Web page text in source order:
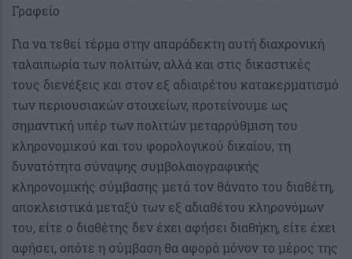
Γραφείο
Για να τεθεί τέρμα στην απαράδεκτη αυτή διαχρονική
ταλαιπωρία των πολιτών, αλλά και στις δικαστικές
τους διενέξεις και στον εξ αδιαιρέτου κατακερματισμό
των περιουσιακών στοιχείων, προτείνουμε ως
σημαντική υπέρ των πολιτών μεταρρύθμιση του
κληρονομικού και του φορολογικού δικαίου, τη
δυνατότητα σύναψης συμβολαιογραφικής
κληρονομικής σύμβασης μετά τον θάνατο του διαθέτη,
αποκλειστικά μεταξύ των εξ αδιαθέτου κληρονόμων
του, είτε ο διαθέτης δεν έχει αφήσει διαθήκη, είτε έχει
αφήσει, οπότε η σύμβαση θα αφορά μόνον το μέρος της